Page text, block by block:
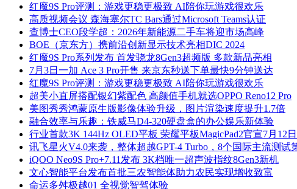
红魔9S Pro评测：游戏更稳更极致 AI陪你玩游戏很欢乐
高质视频会议 森海塞尔TC Bars通过Microsoft Teams认证
查博士CEO段学超：2026年新能源二手车将迎市场高峰
BOE（京东方）携前沿创新显示技术亮相DIC 2024
红魔9S Pro系列发布 首发骁龙8Gen3超频版 多款新品亮相
7月3日一加 Ace 3 Pro开售 来京东秒送下单最快9分钟送达
红魔9S Pro评测：游戏更稳更极致 AI陪你玩游戏很欢乐
超美小直屏搭配银幻紫配色 高颜值手机就选OPPO Reno12 Pro
美图秀秀鸿蒙原生版影像体验升级，图片渲染速度提升1.7倍
融合效率与乐趣：铁威马D4-320硬盘盒的办公娱乐新体验
行业首款3K 144Hz OLED平板 荣耀平板MagicPad2官宣7月12
讯飞星火V4.0来袭，整体超越GPT-4 Turbo，8个国际主流测试
iQOO Neo9S Pro+7.11发布 3K档唯一超声波指纹8Gen3新机
文心智能平台发布首批三农智能体助力农民实现增收致富
命运多舛极越01 全视觉智驾体验